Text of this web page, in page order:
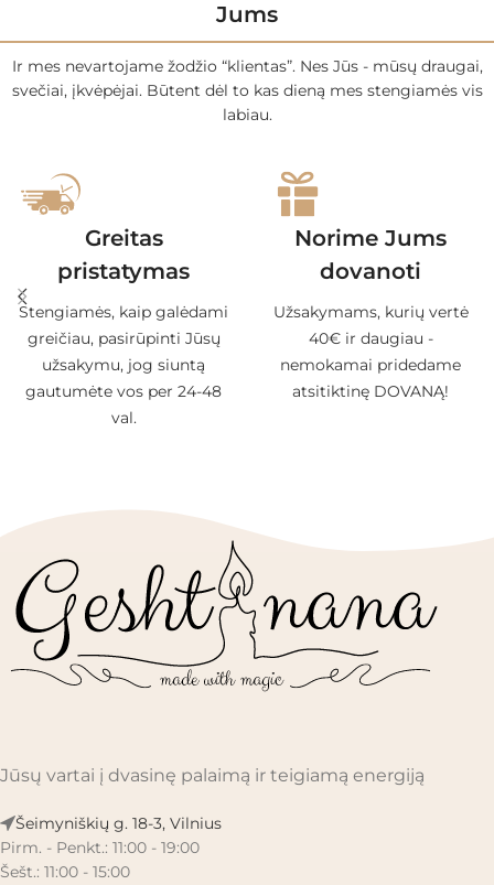
Jums
Ir mes nevartojame žodžio “klientas”. Nes Jūs - mūsų draugai,
svečiai, įkvėpėjai. Būtent dėl to kas dieną mes stengiamės vis
labiau.
Greitas
pristatymas
Stengiamės, kaip galėdami
greičiau, pasirūpinti Jūsų
užsakymu, jog siuntą
gautumėte vos per 24-48
val.
Norime Jums
dovanoti
Užsakymams, kurių vertė
40€ ir daugiau -
nemokamai pridedame
atsitiktinę DOVANĄ!
Jūsų vartai į dvasinę palaimą ir teigiamą energiją
Šeimyniškių g. 18-3, Vilnius
Pirm. - Penkt.: 11:00 - 19:00
Šešt.: 11:00 - 15:00